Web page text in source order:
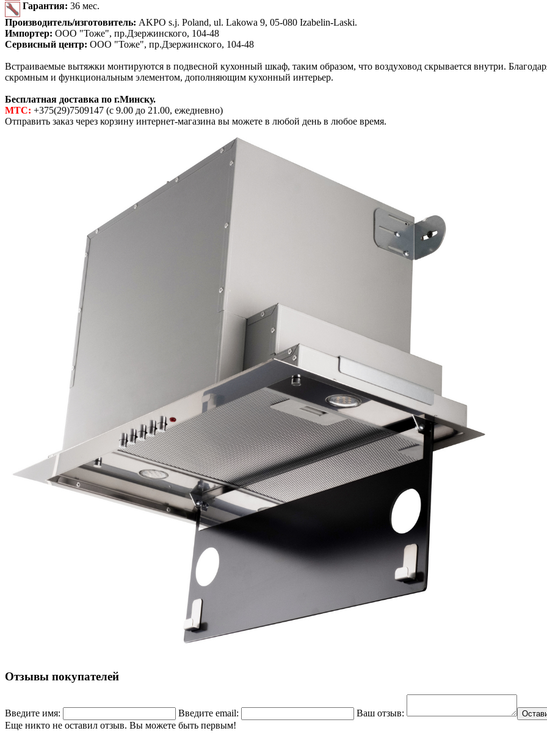
Гарантия: 36 мес.
Производитель/изготовитель: AKPO s.j. Poland, ul. Lakowa 9, 05-080 Izabelin-Laski.
Импортер: ООО "Тоже", пр.Дзержинского, 104-48
Сервисный центр: ООО "Тоже", пр.Дзержинского, 104-48
Встраиваемые вытяжки монтируются в подвесной кухонный шкаф, таким образом, что воздуховод скрывается внутри.
скромным и функциональным элементом, дополняющим кухонный интерьер.
Бесплатная доставка по г.Минску.
МТС: +375(29)7509147 (с 9.00 до 21.00, ежедневно)
Отправить заказ через корзину интернет-магазина вы можете в любой день в любое время.
Отзывы покупателей
Введите имя: Введите email: Ваш отзыв:
Еще никто не оставил отзыв. Вы можете быть первым!